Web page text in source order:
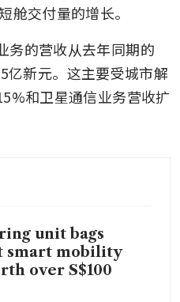
舱交付量的增长。
务的营收从去年同期的
亿新元。这主要受城市解
和卫星通信业务营收扩
unit bags
smart mobility
over S$100